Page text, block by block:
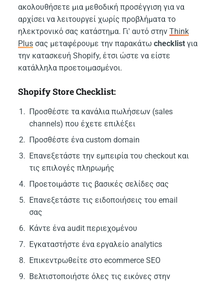
ακολουθήσετε μια μεθοδική προσέγγιση για να
αρχίσει να λειτουργεί χωρίς προβλήματα το
ηλεκτρονικό σας κατάστημα. Γι' αυτό στηνThink
Plus σας μεταφέρουμε την παρακάτωchecklist για
την κατασκευή Shopify, έτσι ώστε να είστε
κατάλληλα προετοιμασμένοι.
Shopify Store Checklist:
Προσθέστε τα κανάλια πωλήσεων (sales
channels) που έχετε επιλέξει
Προσθέστε ένα custom domain
Επανεξετάστε την εμπειρία του checkout και
τις επιλογές πληρωμής
Προετοιμάστε τις βασικές σελίδες σας
Επανεξετάστε τις ειδοποιήσεις του email
σας
Κάντε ένα audit περιεχομένου
Εγκαταστήστε ένα εργαλείο analytics
Επικεντρωθείτε στο ecommerce SEO
Βελτιστοποιήστε όλες τις εικόνες στην